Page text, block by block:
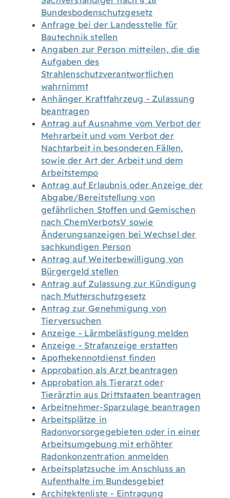
Bundesbodenschutzgesetz
Anfrage bei der Landesstelle für
Bautechnik stellen
Angaben zur Person mitteilen, die die
Aufgaben des
Strahlenschutzverantwortlichen
wahrnimmt
Anhänger Kraftfahrzeug - Zulassung
beantragen
Antrag auf Ausnahme vom Verbot der
Mehrarbeit und vom Verbot der
Nachtarbeit in besonderen Fällen,
sowie der Art der Arbeit und dem
Arbeitstempo
Antrag auf Erlaubnis oder Anzeige der
Abgabe/Bereitstellung von
gefährlichen Stoffen und Gemischen
nach ChemVerbotsV sowie
Änderungsanzeigen bei Wechsel der
sachkundigen Person
Antrag auf Weiterbewilligung von
Bürgergeld stellen
Antrag auf Zulassung zur Kündigung
nach Mutterschutzgesetz
Antrag zur Genehmigung von
Tierversuchen
Anzeige - Lärmbelästigung melden
Anzeige - Strafanzeige erstatten
Apothekennotdienst finden
Approbation als Arzt beantragen
Approbation als Tierarzt oder
Tierärztin aus Drittstaaten beantragen
Arbeitnehmer-Sparzulage beantragen
Arbeitsplätze in
Radonvorsorgegebieten oder in einer
Arbeitsumgebung mit erhöhter
Radonkonzentration anmelden
Arbeitsplatzsuche im Anschluss an
Aufenthalte im Bundesgebiet
Architektenliste - Eintragung